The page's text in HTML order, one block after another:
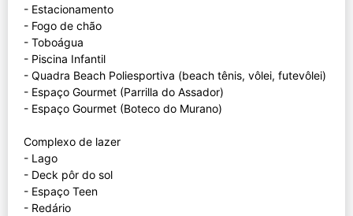
- Estacionamento
- Fogo de chão
- Toboágua
- Piscina Infantil
- Quadra Beach Poliesportiva (beach tênis, vôlei, futevôlei)
- Espaço Gourmet (Parrilla do Assador)
- Espaço Gourmet (Boteco do Murano)
Complexo de lazer
- Lago
- Deck pôr do sol
- Espaço Teen
- Redário